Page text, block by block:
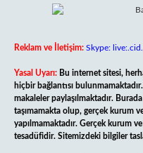
Reklam ve İletişim: Skype:
Yasal Uyarı: Bu internet sitesi,
hiçbir bağlantısı
makaleler paylaşılmaktadır.
taşımamakta olup, gerçek kurum
yapılmamaktadır. Gerçek kurum
tesadüfidir. Sitemizdeki bilgiler